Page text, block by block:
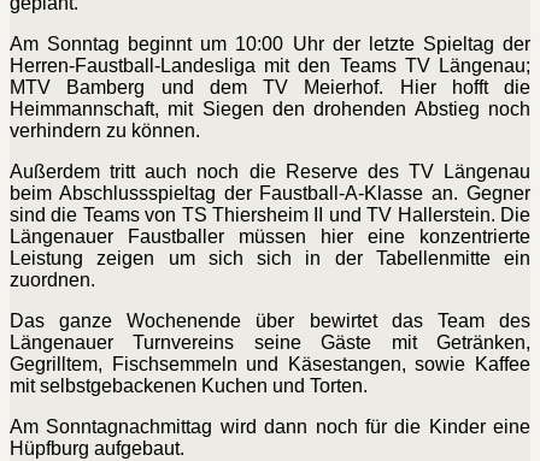
Am Sonntag beginnt um 10:00 Uhr der letzte Spieltag der
Herren-Faustball-Landesliga mit den Teams TV Längenau;
MTV Bamberg und dem TV Meierhof. Hier hofft die
Heimmannschaft, mit Siegen den drohenden Abstieg noch
verhindern zu können.
Außerdem tritt auch noch die Reserve des TV Längenau
beim Abschlussspieltag der Faustball-A-Klasse an. Gegner
sind die Teams von TS Thiersheim II und TV Hallerstein. Die
Längenauer Faustballer müssen hier eine konzentrierte
Leistung zeigen um sich sich in der Tabellenmitte ein
zuordnen.
Das ganze Wochenende über bewirtet das Team des
Längenauer Turnvereins seine Gäste mit Getränken,
Gegrilltem, Fischsemmeln und Käsestangen, sowie Kaffee
mit selbstgebackenen Kuchen und Torten.
Am Sonntagnachmittag wird dann noch für die Kinder eine
Hüpfburg aufgebaut.